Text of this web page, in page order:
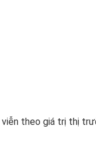
viễn theo giá trị thị